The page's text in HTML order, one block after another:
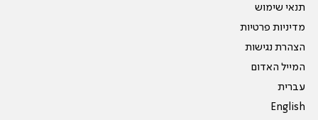
תנאי שימוש
מדיניות פרטיות
הצהרת נגישות
המייל האדום
עברית
English